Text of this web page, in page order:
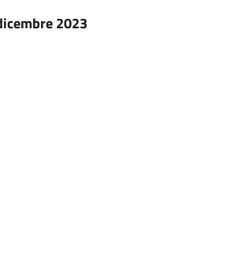
2023